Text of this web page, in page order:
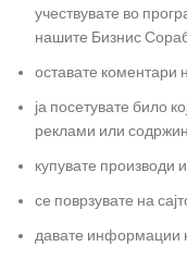
учествувате во
нашите Бизнис
оставате коментари
ја посетувате било
реклами или
купувате производи
се поврзувате на
давате информации